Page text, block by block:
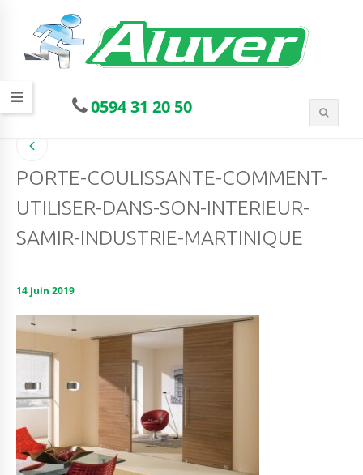
0594 31 20 50
PORTE-COULISSANTE-COMMENT-
UTILISER-DANS-SON-INTERIEUR-
SAMIR-INDUSTRIE-MARTINIQUE
14 juin 2019